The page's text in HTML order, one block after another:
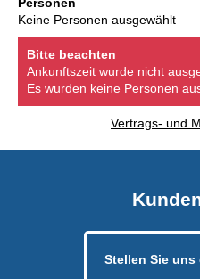
Personen
Keine Personen ausgewählt
Bitte beachten
Ankunftszeit wurde nicht
Es wurden keine Personen
Vertrags- und
Stellen Sie uns